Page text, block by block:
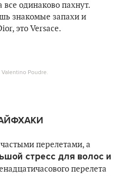
все одинаково пахнут.
знакомые запахи и
это Versace.
Poudre.
перелетами, а
стресс для волос и
перелета